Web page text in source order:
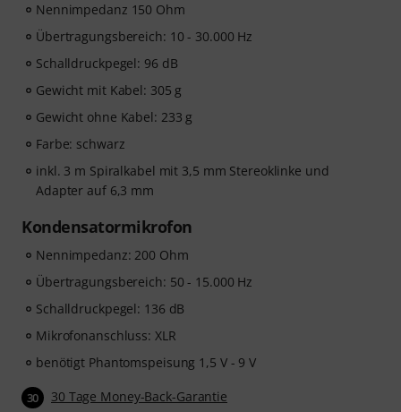
Nennimpedanz 150 Ohm
Übertragungsbereich: 10 - 30.000 Hz
Schalldruckpegel: 96 dB
Gewicht mit Kabel: 305 g
Gewicht ohne Kabel: 233 g
Farbe: schwarz
inkl. 3 m Spiralkabel mit 3,5 mm Stereoklinke und
Adapter auf 6,3 mm
Kondensatormikrofon
Nennimpedanz: 200 Ohm
Übertragungsbereich: 50 - 15.000 Hz
Schalldruckpegel: 136 dB
Mikrofonanschluss: XLR
benötigt Phantomspeisung 1,5 V - 9 V
30 30 Tage Money-Back-Garantie